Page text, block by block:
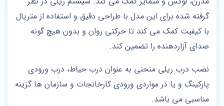
گرفته شده برای این مدل با طراحی دقیق و استفاده از متریال
با کیفیت کمک می کند تا حرکتی روان و بدون هیچ گونه
صدای آزاردهنده را تضمین کند.
نصب درب ریلی منحنی به عنوان درب حیاط، درب ورودی
پارکینگ و یا در مواردی ورودی کارخانجات و سازمان‌ ها گزینه
مناسبی می باشد.